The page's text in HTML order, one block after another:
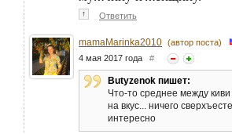
↑ Ответить
mamaMarinka2010 (автор поста)
4 мая 2017 года #
Butyzenok пишет:
Что-то среднее между
на вкус... ничего
интересно